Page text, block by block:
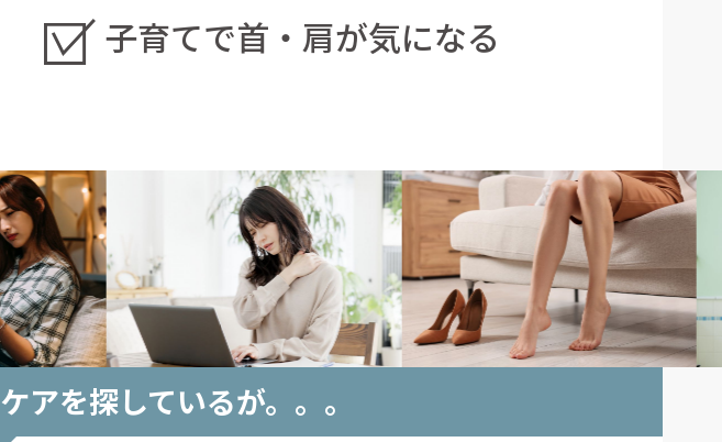
子育てで首・肩が気になる
ケアを探しているが。。。